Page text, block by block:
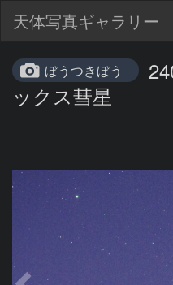
天体写真ギャラリー
ぼうつきぼう
ックス彗星